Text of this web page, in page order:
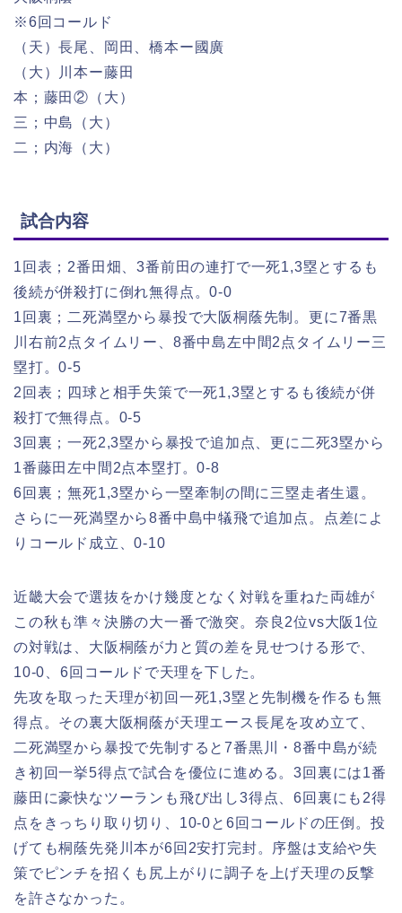
※6回コールド
（天）長尾、岡田、橋本ー國廣
（大）川本ー藤田
本；藤田②（大）
三；中島（大）
二；内海（大）
試合内容
1回表；2番田畑、3番前田の連打で一死1,3塁とするも
後続が併殺打に倒れ無得点。0-0
1回裏；二死満塁から暴投で大阪桐蔭先制。更に7番黒
川右前2点タイムリー、8番中島左中間2点タイムリー三
塁打。0-5
2回表；四球と相手失策で一死1,3塁とするも後続が併
殺打で無得点。0-5
3回裏；一死2,3塁から暴投で追加点、更に二死3塁から
1番藤田左中間2点本塁打。0-8
6回裏；無死1,3塁から一塁牽制の間に三塁走者生還。
さらに一死満塁から8番中島中犠飛で追加点。点差によ
りコールド成立、0-10
近畿大会で選抜をかけ幾度となく対戦を重ねた両雄が
この秋も準々決勝の大一番で激突。奈良2位vs大阪1位
の対戦は、大阪桐蔭が力と質の差を見せつける形で、
10-0、6回コールドで天理を下した。
先攻を取った天理が初回一死1,3塁と先制機を作るも無
得点。その裏大阪桐蔭が天理エース長尾を攻め立て、
二死満塁から暴投で先制すると7番黒川・8番中島が続
き初回一挙5得点で試合を優位に進める。3回裏には1番
藤田に豪快なツーランも飛び出し3得点、6回裏にも2得
点をきっちり取り切り、10-0と6回コールドの圧倒。投
げても桐蔭先発川本が6回2安打完封。序盤は支給や失
策でピンチを招くも尻上がりに調子を上げ天理の反撃
を許さなかった。